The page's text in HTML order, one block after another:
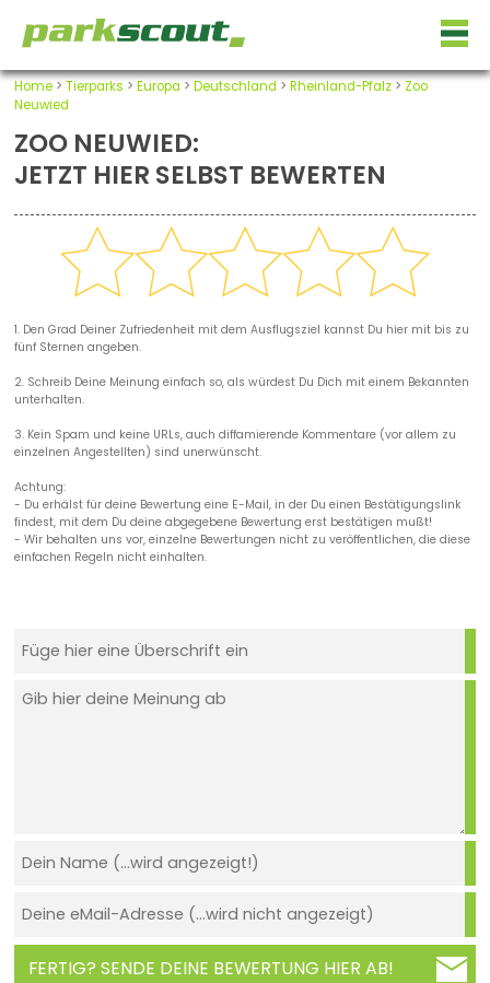
Home> Tierparks > Europa > Deutschland > Rheinland-Pfalz> Zoo
Neuwied
ZOO NEUWIED:
JETZT HIER SELBST BEWERTEN
1. Den Grad Deiner Zufriedenheit mit dem Ausflugsziel kannst Du hier mit bis zu
fünf Sternen angeben.
2. Schreib Deine Meinung einfach so, als würdest Du Dich mit einem Bekannten
unterhalten.
3. Kein Spam und keine URLs, auch diffamierende Kommentare (vor allem zu
einzelnen Angestellten) sind unerwünscht.
Achtung:
- Du erhälst für deine Bewertung eine E-Mail, in der Du einen Bestätigungslink
findest, mit dem Du deine abgegebene Bewertung erst bestätigen mußt!
- Wir behalten uns vor, einzelne Bewertungen nicht zu veröffentlichen, die diese
einfachen Regeln nicht einhalten.
FERTIG? SENDE DEINE BEWERTUNG HIER AB!